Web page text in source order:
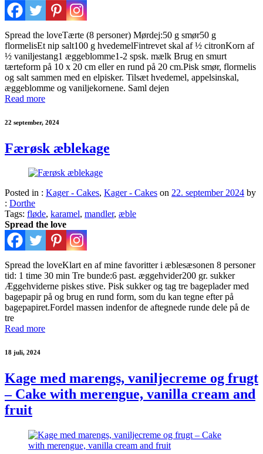
Spread the loveTærte (8 personer) Mørdej:50 g smør50 g
flormelisEt nip salt100 g hvedemelFintrevet skal af ½ citronKorn af
½ vaniljestang1 æggeblomme1-2 spsk. mælk Brug en smurt
tærteform på 10 x 20 cm eller en rund på 20 cm.Pisk smør, flormelis
og salt sammen med en elpisker. Tilsæt hvedemel, appelsinskal,
æggeblomme og vaniljekornene. Saml dejen
Read more
22 september, 2024
Færøsk æblekage
Posted in : Kager - Cakes, Kager - Cakes on 22. september 2024 by
: Dorthe
Tags: fløde, karamel, mandler, æble
Spread the love
Spread the loveKlart en af mine favoritter i æblesæsonen 8 personer
tid: 1 time 30 min Tre bunde:6 past. æggehvider200 gr. sukker
Æggehviderne piskes stive. Pisk sukker og tag tre bageplader med
bagepapir på og brug en rund form, som du kan tegne efter på
bagepapiret.Fordel massen indenfor de aftegnede runde dele på de
tre
Read more
18 juli, 2024
Kage med marengs, vaniljecreme og frugt
– Cake with merengue, vanilla cream and
fruit